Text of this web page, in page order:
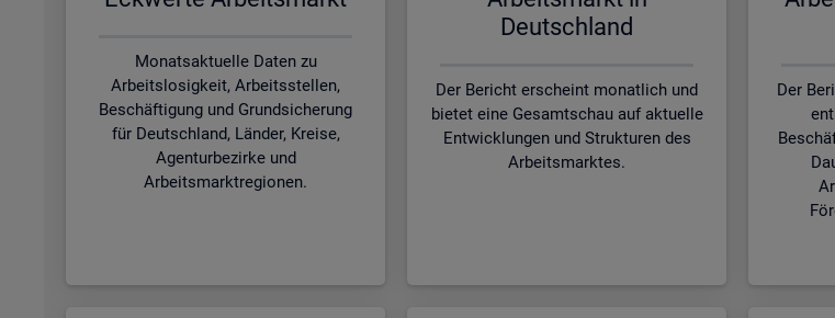
Monatsaktuelle Daten zu
Arbeitslosigkeit, Arbeitsstellen,
Beschäftigung und Grundsicherung
für Deutschland, Länder, Kreise,
Agenturbezirke und
Arbeitsmarktregionen.
Deutsch­land
Der Bericht erscheint monatlich und
bietet eine Gesamtschau auf aktuelle
Entwicklungen und Strukturen des
Arbeitsmarktes.
Der